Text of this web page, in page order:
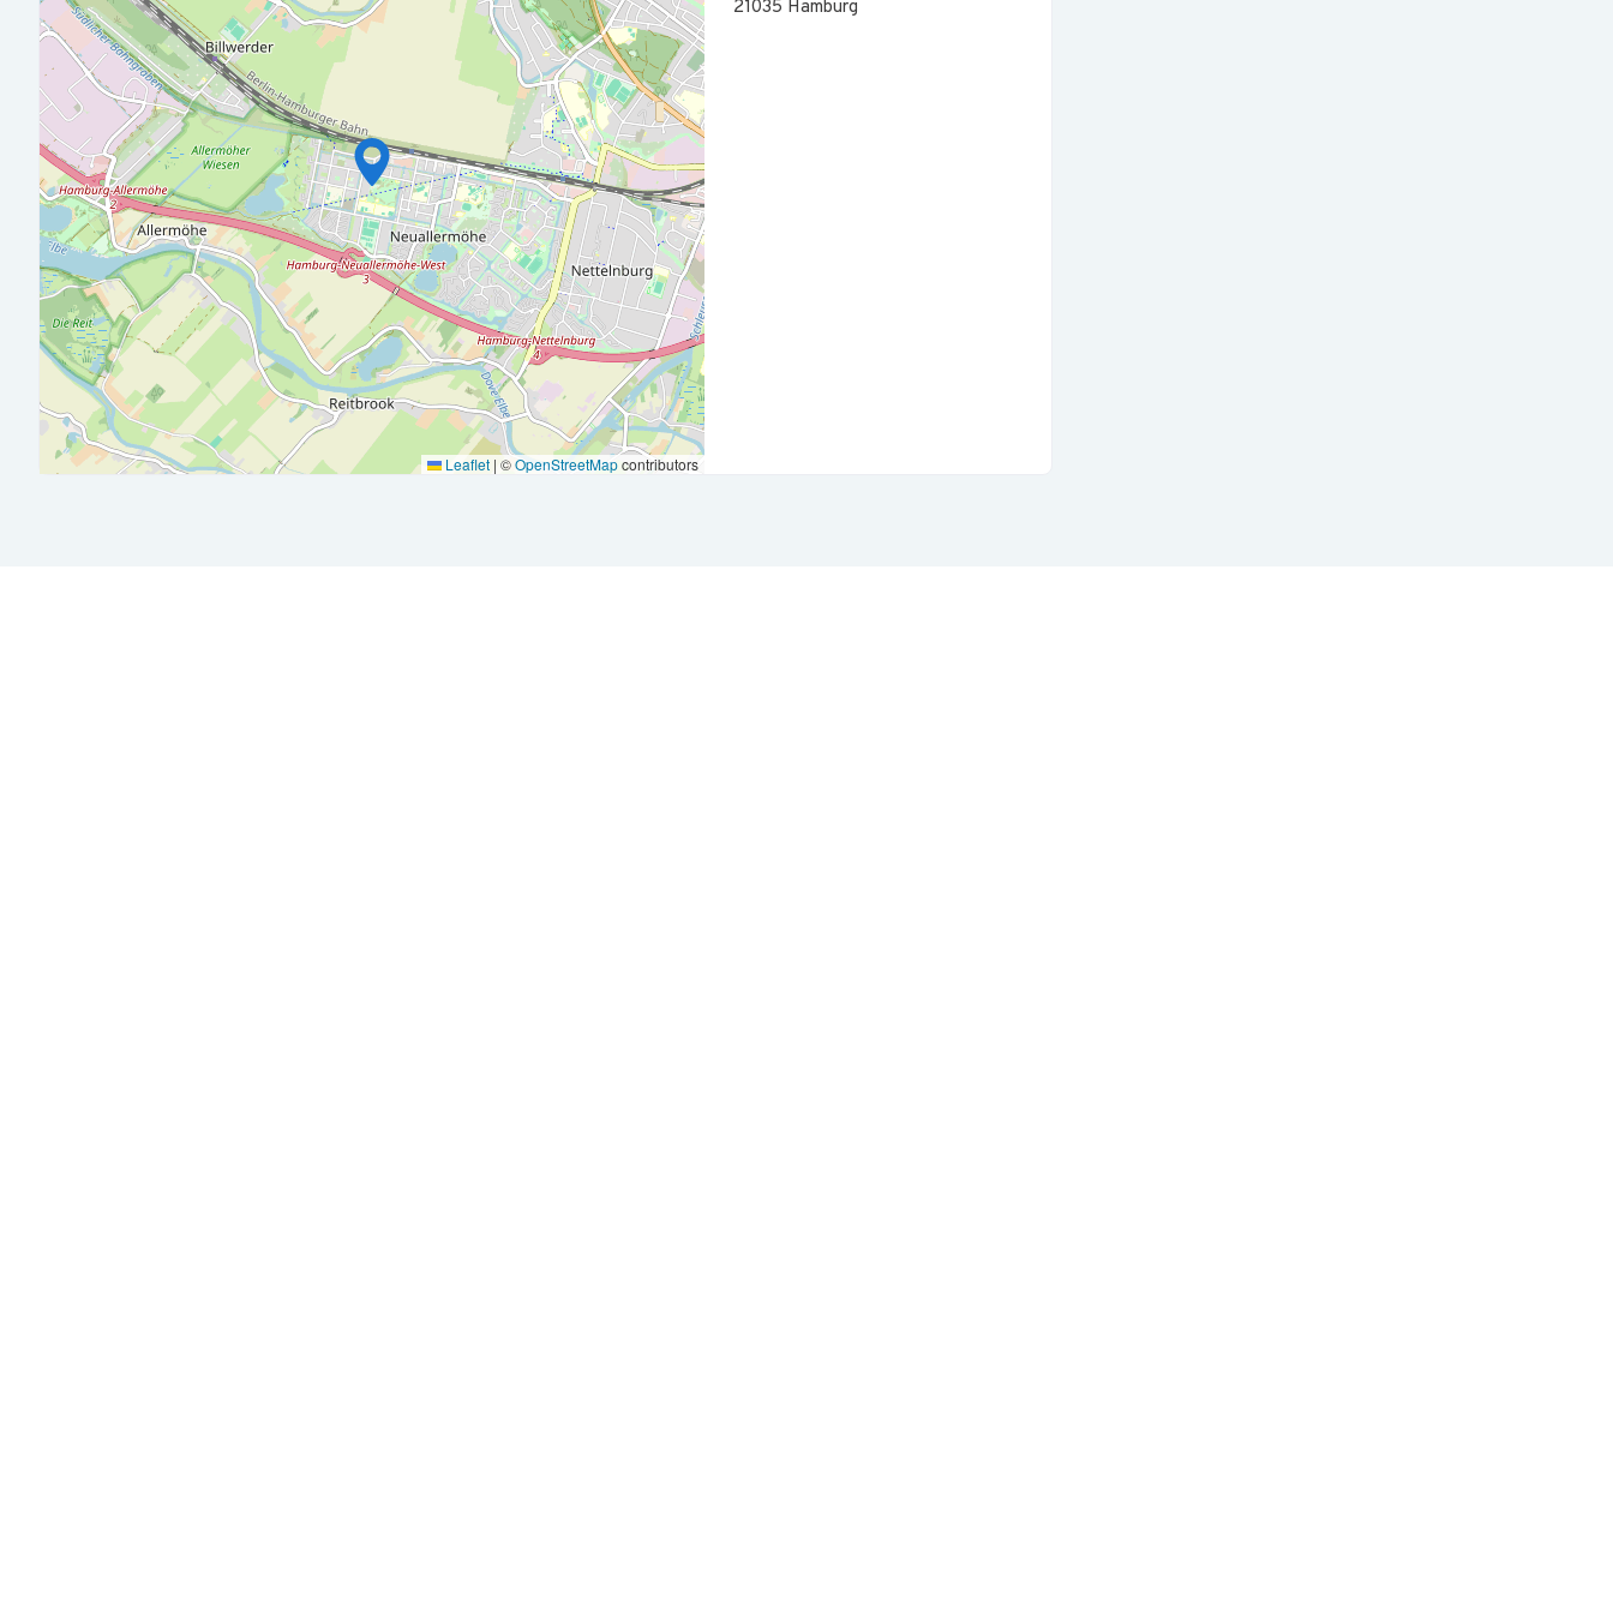
• Erfolgreich abgeschlossene kaufmännische Ausbildung, beispielsweise als Steuerfachangestellter (m/w/d),
Finanzbuchhalter (m/w/d) oder eine vergleichbare Qualifikation
• Berufserfahrung in der Finanzbuchhaltung
• Kenntnisse in der Immobilienbuchhaltung sind von Vorteil, aber keine Voraussetzung – wir arbeiten Sie gerne ein
• Sicherer Umgang mit Zahlen sowie eine strukturierte und sorgfältige Arbeitsweise
• Selbstständigkeit, Verantwortungsbewusstsein und Zuverlässigkeit
• Freundliches Auftreten sowie Freude an der Zusammenarbeit im Team
Wir möchten, dass Sie sich langfristig bei uns wohlfühlen. Deshalb bieten wir Ihnen:
• Einen sicheren und unbefristeten Arbeitsplatz in einem wachsenden Unternehmen
• Eine abwechslungsreiche Tätigkeit mit hoher Eigenverantwortung
• Flache Hierarchien und schnelle Entscheidungswege
• Eine strukturierte und persönliche Einarbeitung
• Ein engagiertes, kollegiales und wertschätzendes Team
• Individuelle Fort- und Weiterbildungsmöglichkeiten
• Moderne Büroausstattung in den schönen Hamburger Elbvororten
• Gute Erreichbarkeit mit öffentlichen VerkehrsmittelnLeaflet | ©OpenStreetMapcontributors
21035 Hamburg